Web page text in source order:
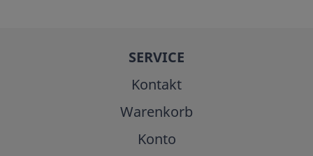
SERVICE
Kontakt
Warenkorb
Konto